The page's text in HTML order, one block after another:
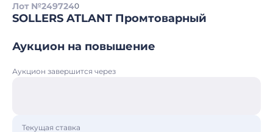
Лот №2497240
SOLLERS ATLANT Промтоварный
Аукцион на повышение
Аукцион завершится через
Текущая ставка